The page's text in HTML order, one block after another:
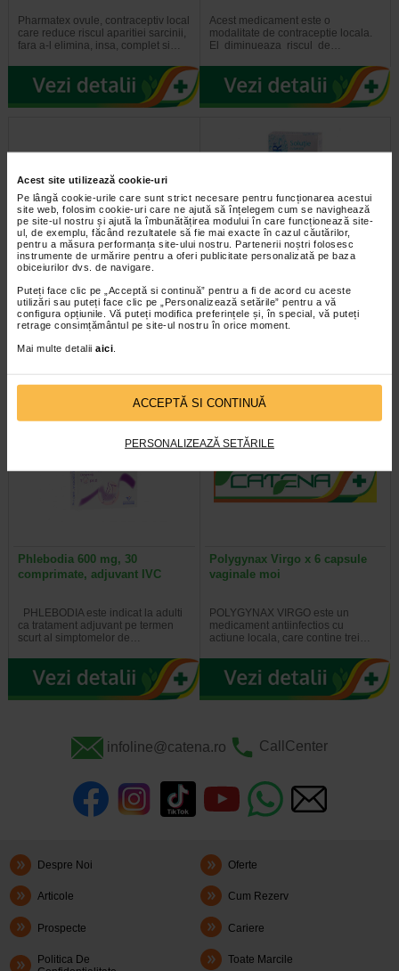
Acest site utilizează cookie-uri
Pe lângă cookie-urile care sunt strict necesare pentru funcționarea acestui
site web, folosim cookie-uri care ne ajută să înțelegem cum se navighează
pe site-ul nostru și ajută la îmbunătățirea modului în care funcționează site-
ul, de exemplu, făcând rezultatele să fie mai exacte în cazul căutărilor,
pentru a măsura performanța site-ului nostru. Partenerii noștri folosesc
instrumente de urmărire pentru a oferi publicitate personalizată pe baza
obiceiurilor dvs. de navigare.
Puteți face clic pe „Acceptă si continuă” pentru a fi de acord cu aceste
utilizări sau puteți face clic pe „Personalizează setările” pentru a vă
configura opțiunile. Vă puteți modifica preferințele și, în special, vă puteți
retrage consimțământul pe site-ul nostru în orice moment.
Mai multe detalii aici
ACCEPTĂ SI CONTINUĂ
PERSONALIZEAZĂ SETĂRILE
Pharmatex ovule, contraceptiv local
care reduce riscul aparitiei sarcinii,
fara a-l elimina, insa, complet si…
Acest medicament este o
modalitate de contraceptie locala.
El diminueaza riscul de…
Polygynax x 12 caps. moi vag.
O capsula moale vaginala contine
sulfat de neomicina 35000 UI,
sulfat de polimixina B 35000 UI…
Dermobacter solutie cutanata,
Dermobacter are in componenta
clorura de benzalconiu si
Phlebodia 600 mg, 30
comprimate, adjuvant IVC
PHLEBODIA este indicat la adulti
ca tratament adjuvant pe termen
scurt al simptomelor de…
Polygynax Virgo x 6 capsule
vaginale moi
POLYGYNAX VIRGO este un
medicament antiinfectios cu
actiune locala, care contine trei…
infoline@catena.ro CallCenter
Despre Noi Oferte
Articole Cum Rezerv
Prospecte Cariere
Politica De
Toate Marcile